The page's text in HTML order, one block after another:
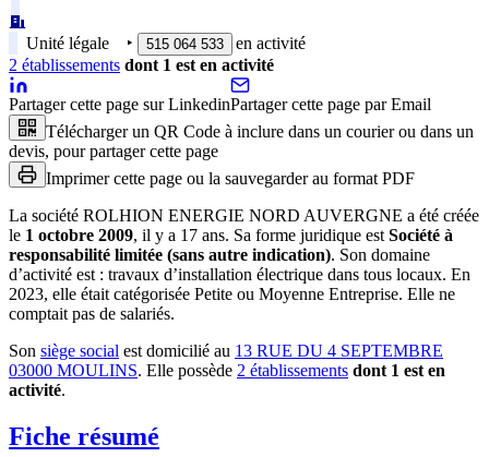
Unité légale ‣ 515 064 533
en activité
2 établissements dont 1 est en activité
Partager cette page sur LinkedinPartager cette page par Email
Télécharger un QR Code à inclure dans un courier ou dans un
devis, pour partager cette page
Imprimer cette page ou la sauvegarder au format PDF
La société ROLHION ENERGIE NORD AUVERGNE a été créée
le 1 octobre 2009, il y a 17 ans. Sa forme juridique est Société à
responsabilité limitée (sans autre indication). Son domaine
d’activité est : travaux d’installation électrique dans tous locaux. En
2023, elle était catégorisée Petite ou Moyenne Entreprise. Elle ne
comptait pas de salariés.
Son siège social est domicilié au 13 RUE DU 4 SEPTEMBRE
03000 MOULINS. Elle possède 2 établissements dont 1 est en
activité.
Fiche résumé